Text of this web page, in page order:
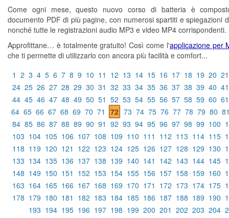
Come ogni mese, questo nuovo corso di batteria è
documento PDF di più pagine, con numerosi spartiti e spiegazioni
nonché tutte le registrazioni audio MP3 e video MP4 corrispondenti.
Approfittane… è totalmente gratuito! Così come l'applicazione per
che ti permette di utilizzarlo con ancora più facilità e comfort...
1 2 3 4 5 6 7 8 9 10 11 12 13 14 15 16 17 18 19 20 21
24 25 26 27 28 29 30 31 32 33 34 35 36 37 38 39 40 41
44 45 46 47 48 49 50 51 52 53 54 55 56 57 58 59 60 61
64 65 66 67 68 69 70 71 72 73 74 75 76 77 78 79 80
84 85 86 87 88 89 90 91 92 93 94 95 96 97 98 99 100
103 104 105 106 107 108 109 110 111 112 113 114 115
118 119 120 121 122 123 124 125 126 127 128 129 130
133 134 135 136 137 138 139 140 141 142 143 144 145
148 149 150 151 152 153 154 155 156 157 158 159 160
163 164 165 166 167 168 169 170 171 172 173 174 175
178 179 180 181 182 183 184 185 186 187 188 189 190
193 194 195 196 197 198 199 200 201 202 203 204